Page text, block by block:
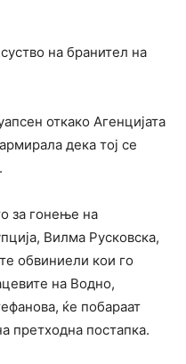
на бранител на
откако Агенцијата
дека тој се
за гонење на
Вилма Русковска,
обвиниели кои го
на Водно,
ќе побараат
претходна постапка.